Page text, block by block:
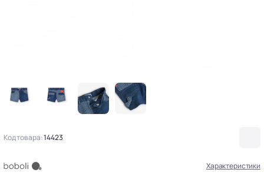
Код товара:14423
Характеристики